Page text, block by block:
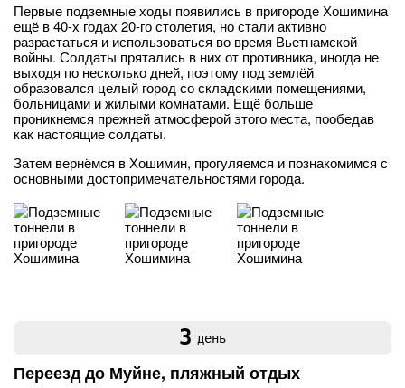
Первые подземные ходы появились в пригороде Хошимина
ещё в 40-х годах 20-го столетия, но стали активно
разрастаться и использоваться во время Вьетнамской
войны. Солдаты прятались в них от противника, иногда не
выходя по несколько дней, поэтому под землёй
образовался целый город со складскими помещениями,
больницами и жилыми комнатами. Ещё больше
проникнемся прежней атмосферой этого места, пообедав
как настоящие солдаты.
Затем вернёмся в Хошимин, прогуляемся и познакомимся с
основными достопримечательностями города.
3 день
Переезд до Муйне, пляжный отдых